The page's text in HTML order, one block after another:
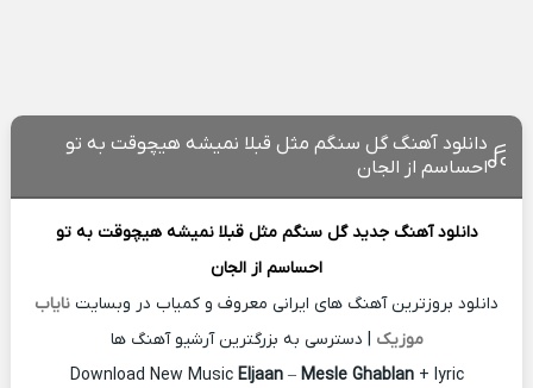
دانلود آهنگ گل سنگم مثل قبلا نمیشه هیچوقت به تو
احساسم از الجان
دانلود آهنگ جدیدگل سنگم مثل قبلا نمیشه هیچوقت به تو
احساسم از الجان
دانلود بروزترین آهنگ های ایرانی معروف و کمیاب در وبسایت نایاب
موزیک | دسترسی به بزرگترین آرشیو آهنگ ها
Download New Music Eljaan– Mesle Ghablan+ lyric